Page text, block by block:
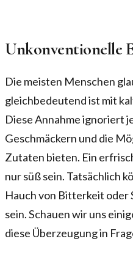
Unkonventionelle
Die meisten Menschen
gleichbedeutend ist mit
Diese Annahme ignoriert
Geschmäckern und die
Zutaten bieten. Ein
nur süß sein. Tatsächlich
Hauch von Bitterkeit oder
sein. Schauen wir uns
diese Überzeugung in